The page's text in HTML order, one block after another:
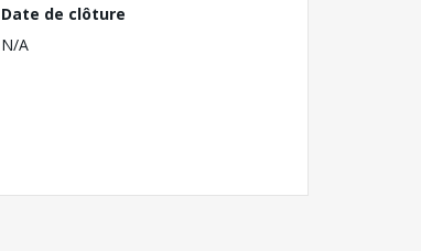
Date de clôture
N/A